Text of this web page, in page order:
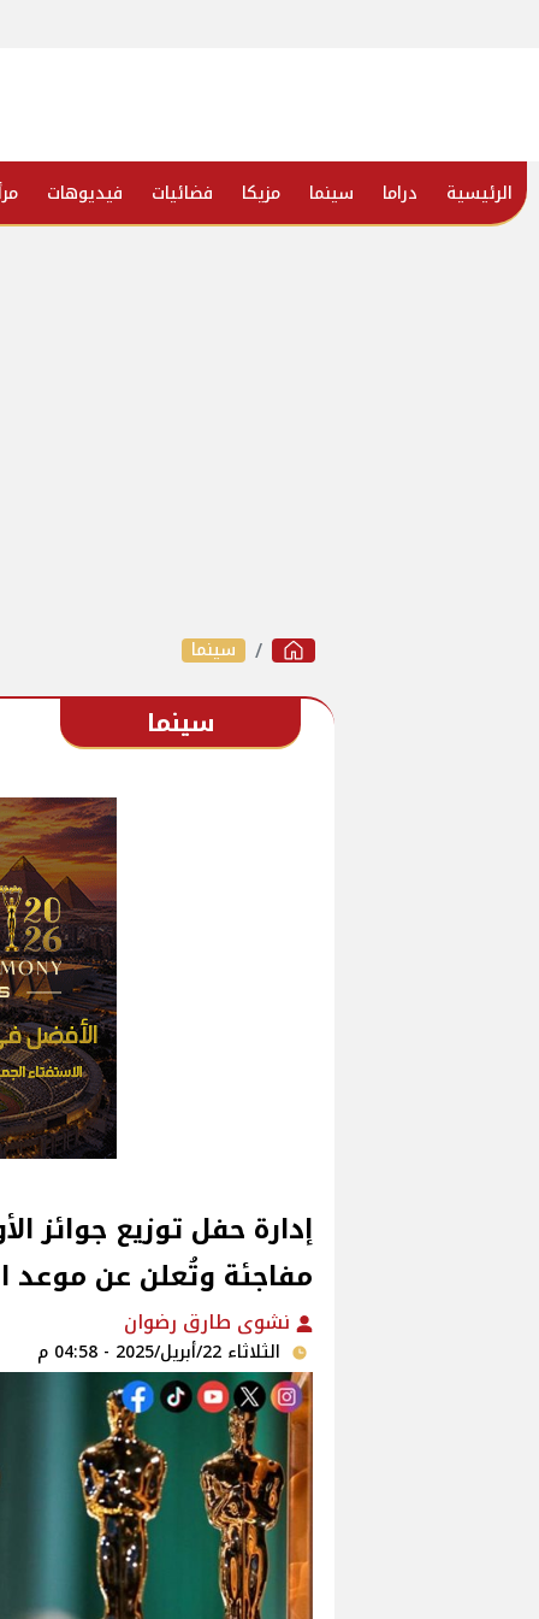
الرئيسية دراما سينما مزيكا فضائيات فيديوهات
سينما
سينما
مفاجئة وتُعلن عن موعد
نشوى طارق رضوان
الثلاثاء 22/أبريل/2025 - 04:58 م